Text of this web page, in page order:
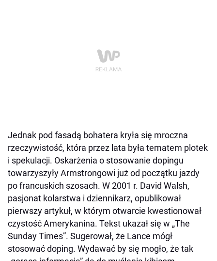
Jednak pod fasadą bohatera kryła się mroczna
rzeczywistość, która przez lata była tematem plotek
i spekulacji. Oskarżenia o stosowanie dopingu
towarzyszyły Armstrongowi już od początku jazdy
po francuskich szosach. W 2001 r. David Walsh,
pasjonat kolarstwa i dziennikarz, opublikował
pierwszy artykuł, w którym otwarcie kwestionował
czystość Amerykanina. Tekst ukazał się w „The
Sunday Times”. Sugerował, że Lance mógł
stosować doping. Wydawać by się mogło, że tak